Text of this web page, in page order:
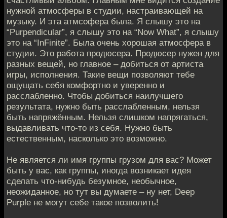
нужной атмосферы в студии, настраивающей на
музыку. И эта атмсофера была. Я слышу это на
“Purpendicular”, я слышу это на “Now What”, я слышу
это на “InFinite”. Была очень хорошая атмосфера в
студии. Это работа продюсера. Продюсер нужен для
разных вещей, но главное – добиться от артиста
игры, исполнения. Такие вещи позволяют тебе
ощущать себя комфортно и уверенно и
расслабленно. Чтобы добиться наилучшего
результата, нужно быть расслабленным, нельзя
быть напряжённым. Нельзя слишком напрягаться,
выдавливать что-то из себя. Нужно быть
естественным, насколько это возможно.
Не является ли имя группы грузом для вас? Может
быть у вас, как группы, иногда возникает идея
сделать что-нибудь безумное, необычное,
неожиданное, но тут вы думаете – ну нет, Deep
Purple не могут себе такое позволить!